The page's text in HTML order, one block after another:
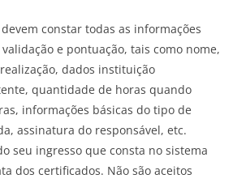
constar todas as informações
e pontuação, tais como nome,
dados instituição
quantidade de horas quando
informações básicas do tipo de
assinatura do responsável, etc.
seu ingresso que consta no sistema
dos certificados. Não são aceitos